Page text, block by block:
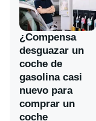
¿Compensa
desguazar un
coche de
gasolina casi
nuevo para
comprar un
coche